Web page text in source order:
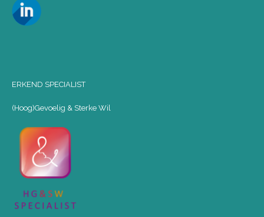
ERKEND SPECIALIST
(Hoog)Gevoelig & Sterke Wil